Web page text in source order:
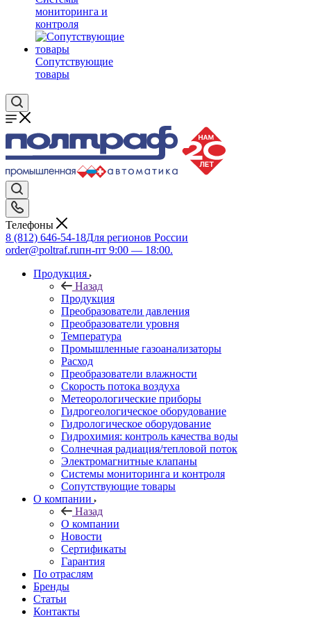
мониторинга и
контроля
Сопутствующие
товары
Телефоны
8 (812) 646-54-18Для регионов России
order@poltraf.ruпн-пт 9:00 — 18:00.
Продукция
Назад
Продукция
Преобразователи давления
Преобразователи уровня
Температура
Промышленные газоанализаторы
Расход
Преобразователи влажности
Скорость потока воздуха
Метеорологические приборы
Гидрогеологическое оборудование
Гидрологическое оборудование
Гидрохимия: контроль качества воды
Солнечная радиация/тепловой поток
Электромагнитные клапаны
Системы мониторинга и контроля
Сопутствующие товары
О компании
Назад
О компании
Новости
Сертификаты
Гарантия
По отраслям
Бренды
Статьи
Контакты